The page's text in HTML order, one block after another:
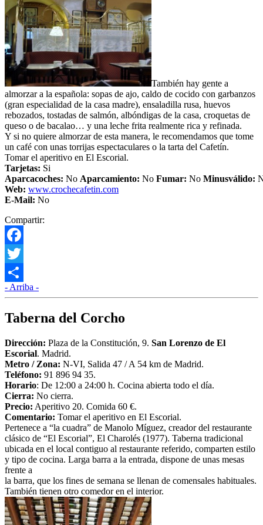
También hay gente a
almorzar a la española: sopas de ajo, caldo de cocido con garbanzos
(gran especialidad de la casa madre), ensaladilla rusa, huevos
rebozados, tostadas de salmón, albóndigas de la casa, croquetas de
queso o de bacalao… y una leche frita realmente rica y refinada.
Y si no quiere almorzar de esta manera, le recomendamos que tome
un café con unas torrijas espectaculares o la tarta del Cafetín.
Tomar el aperitivo en El Escorial.
Tarjetas: Si
Aparcacoches: No Aparcamiento: No Fumar: No Minusválido:
Web: www.crochecafetin.com
E-Mail: No
Compartir:
Facebook
Twitter
Compartir
- Arriba -
Taberna del Corcho
Dirección: Plaza de la Constitución, 9. San Lorenzo de El
Escorial. Madrid.
Metro / Zona: N-VI, Salida 47 / A 54 km de Madrid.
Teléfono: 91 896 94 35.
Horario: De 12:00 a 24:00 h. Cocina abierta todo el día.
Cierra: No cierra.
Precio: Aperitivo 20. Comida 60 €.
Comentario: Tomar el aperitivo en El Escorial.
Pertenece a “la cuadra” de Manolo Míguez, creador del restaurante
clásico de “El Escorial”, El Charolés (1977). Taberna tradicional
ubicada en el local contiguo al restaurante referido, comparten estilo
y tipo de cocina. Larga barra a la entrada, dispone de unas mesas
frente a
la barra, que los fines de semana se llenan de comensales habituales.
También tienen otro comedor en el interior.